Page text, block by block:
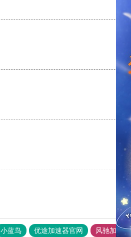
小蓝鸟 优途加速器官网 风驰加速器